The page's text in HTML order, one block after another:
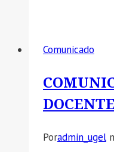
Comunicado
Poradmin_ugel